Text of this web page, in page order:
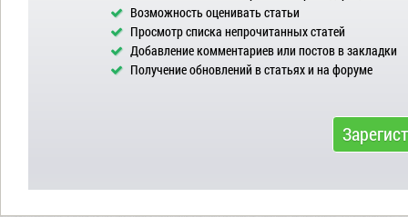
Возможность оценивать статьи
Просмотр списка непрочитанных статей
Добавление комментариев или постов в закладки
Получение обновлений в статьях и на форуме